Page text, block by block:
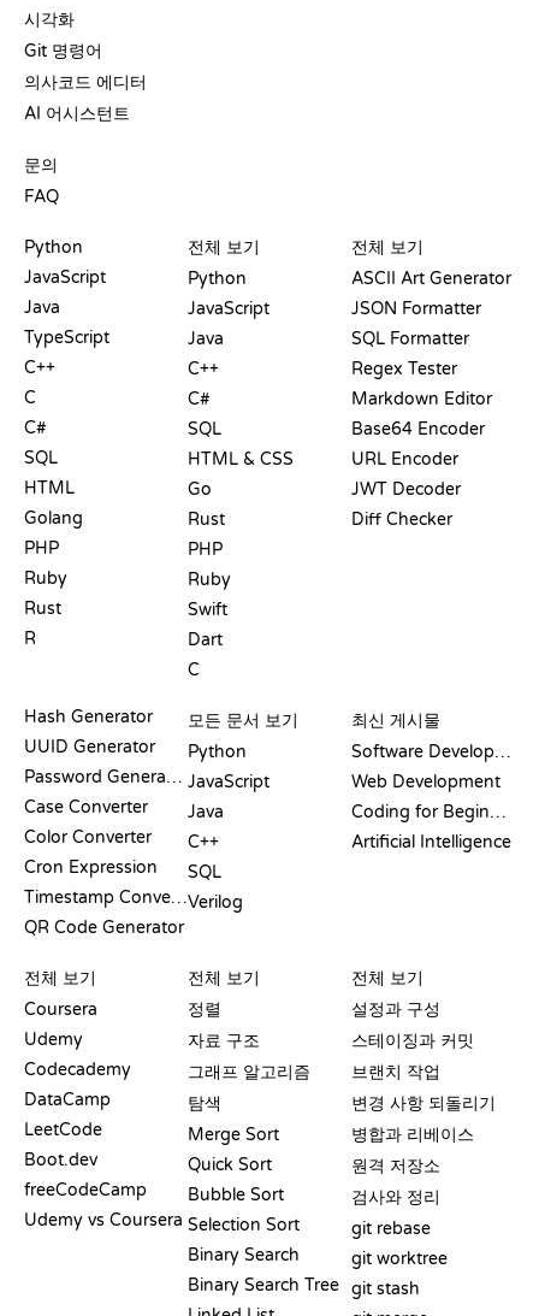
시각화
Git 명령어
의사코드 에디터
AI 어시스턴트
문의
FAQ
Python
JavaScript
Java
TypeScript
C++
C
C#
SQL
HTML
Golang
PHP
Ruby
Rust
R
전체 보기
Python
JavaScript
Java
C++
C#
SQL
HTML & CSS
Go
Rust
PHP
Ruby
Swift
Dart
C
전체 보기
ASCII Art Generator
JSON Formatter
SQL Formatter
Regex Tester
Markdown Editor
Base64 Encoder
URL Encoder
JWT Decoder
Diff Checker
Hash Generator
UUID Generator
Password Generator
Case Converter
Color Converter
Cron Expression
Timestamp Converter
QR Code Generator
모든 문서 보기
Python
JavaScript
Java
C++
SQL
Verilog
최신 게시물
Software Development
Web Development
Coding for Beginners
Artificial Intelligence
전체 보기
Coursera
Udemy
Codecademy
DataCamp
LeetCode
Boot.dev
freeCodeCamp
Udemy vs Coursera
전체 보기
정렬
자료 구조
그래프 알고리즘
탐색
Merge Sort
Quick Sort
Bubble Sort
Selection Sort
Binary Search
Binary Search Tree
전체 보기
설정과 구성
스테이징과 커밋
브랜치 작업
변경 사항 되돌리기
병합과 리베이스
원격 저장소
검사와 정리
git rebase
git worktree
git stash